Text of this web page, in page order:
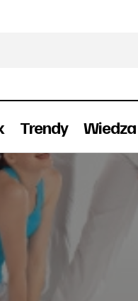
Trendy Wiedza
sprzęt fitness